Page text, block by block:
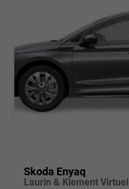
Skoda Enyaq